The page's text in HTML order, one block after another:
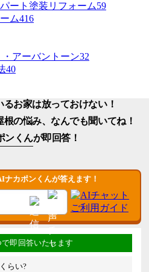
ート塗装リフォーム59
ム416
アーバントーン32
40
るお家は放っておけない！
根の悩み、なんでも聞いてね！
ンくんが即回答！
カポンくんが答えます！
らい?